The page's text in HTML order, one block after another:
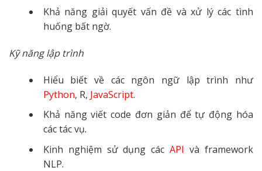
Khả năng giải quyết vấn đề và xử lý các tình
huống bất ngờ.
Kỹ năng lập trình
Hiểu biết về các ngôn ngữ lập trình như
Python, R, JavaScript.
Khả năng viết code đơn giản để tự động hóa
các tác vụ.
Kinh nghiệm sử dụng cácAPI và framework
NLP.